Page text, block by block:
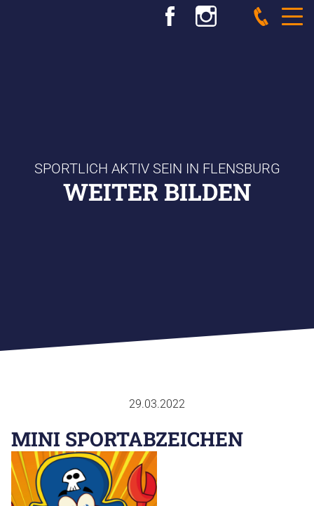
SPORTVERBAND
SPORTJUGEND
SPORTABZEICHEN
AUS & FORTBILDUNG
SPORTENTWICKLUNGSPLANUNG
SPORTLICH AKTIV SEIN IN FLENSBURG
WEITER BILDEN
29.03.2022
MINI SPORTABZEICHEN